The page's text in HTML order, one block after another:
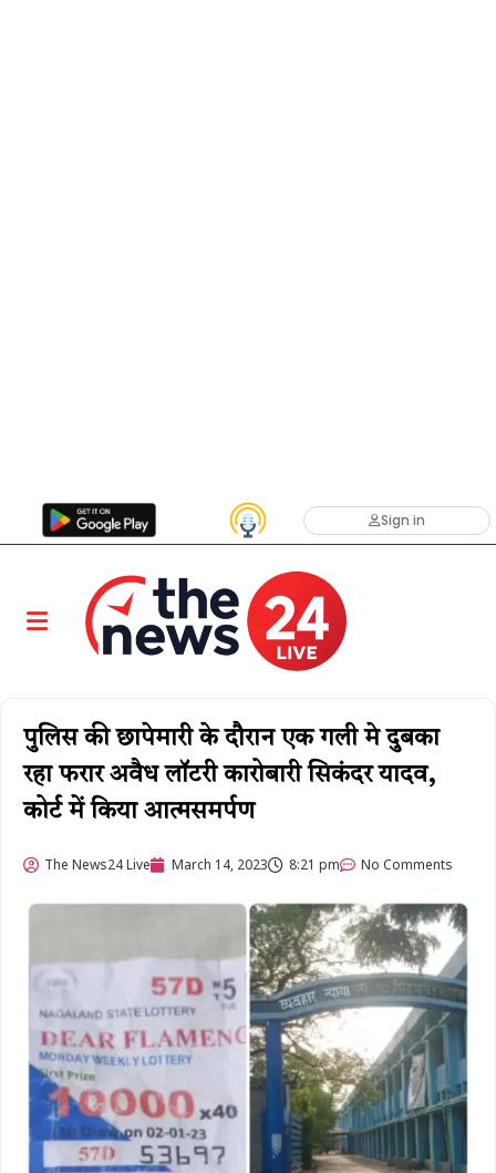
Sign in
पुलिस की छापेमारी के दौरान एक गली मे दुबका
रहा फरार अवैध लॉटरी कारोबारी सिकंदर यादव,
कोर्ट में किया आत्मसमर्पण
The News24 Live March 14, 2023 8:21 pm No Comments